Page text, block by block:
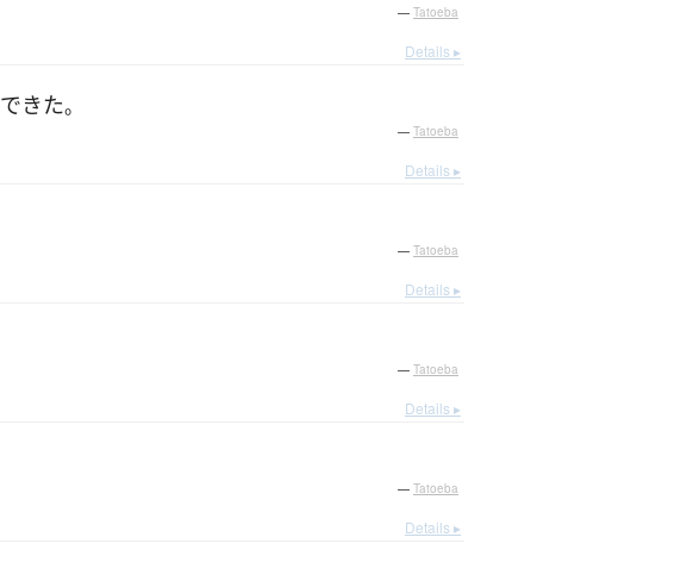
— Tatoeba
Details ▸
できた。
— Tatoeba
Details ▸
— Tatoeba
Details ▸
— Tatoeba
Details ▸
— Tatoeba
Details ▸